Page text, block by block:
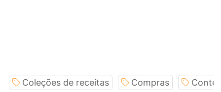
Coleções de receitas Compras